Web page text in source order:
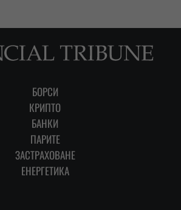
БОРСИ
КРИПТО
БАНКИ
ПАРИТЕ
ЗАСТРАХОВАНЕ
ЕНЕРГЕТИКА